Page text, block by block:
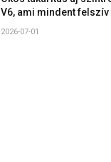
V6, ami mindent felszív
2026-07-01